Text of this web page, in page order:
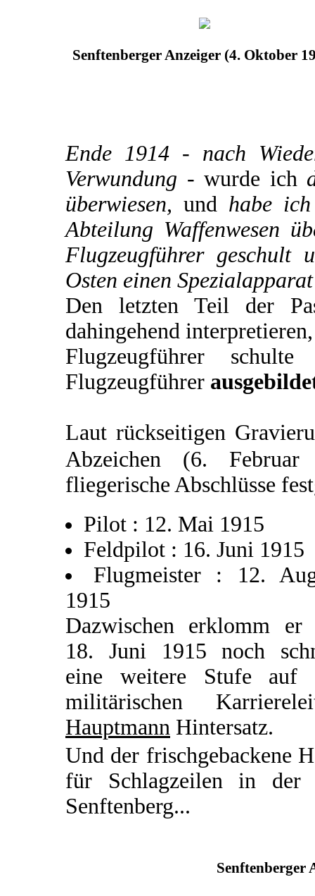
Senftenberger Anzeiger (4. Oktober
Ende 1914 - nach
Verwundung -wurde ich
überwiesen, und habe
Abteilung Waffenwesen
Flugzeugführer
Osten einen
Den letzten Teil der
dahingehend
Flugzeugführer
Flugzeugführer
Laut rückseitigen
Abzeichen (6.
fliegerische Abschlüsse
Pilot : 12. Mai 1915
Feldpilot : 16. Juni 1915
Flugmeister : 12.
1915
Dazwischen erklomm er
18. Juni 1915 noch
eine weitere Stufe auf
militärischen
Hauptmann Hintersatz.
Und der frischgebackene
für Schlagzeilen in der
Senftenberg...
Senftenberger